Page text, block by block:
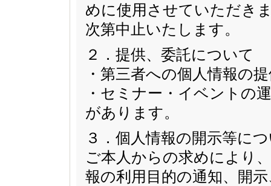
めに使用させていただき
次第中止いたします。
２．提供、委託について
・第三者への個人情報の
・セミナー・イベントの
があります。
３．個人情報の開示等に
ご本人からの求めにより
報の利用目的の通知、開